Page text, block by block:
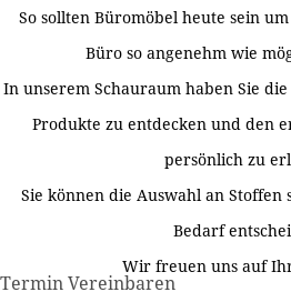
So sollten Büromöbel heute sein
Büro so angenehm wie
In unserem Schauraum haben Sie
Produkte zu entdecken und den
persönlich zu
Sie können die Auswahl an
Bedarf
Wir freuen uns auf
Termin Vereinbaren